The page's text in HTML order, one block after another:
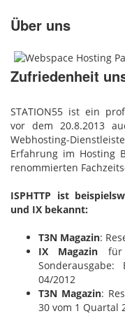
Über uns
Zufriedenheit
STATION55 ist ein
vor dem 20.8.2013
Webhosting-
Erfahrung im Hosting
renommierten
ISPHTTP ist
und IX bekannt:
T3N Magazin:
IX Magazin für
04/2012
T3N Magazin:
30 vom 1 Quartal